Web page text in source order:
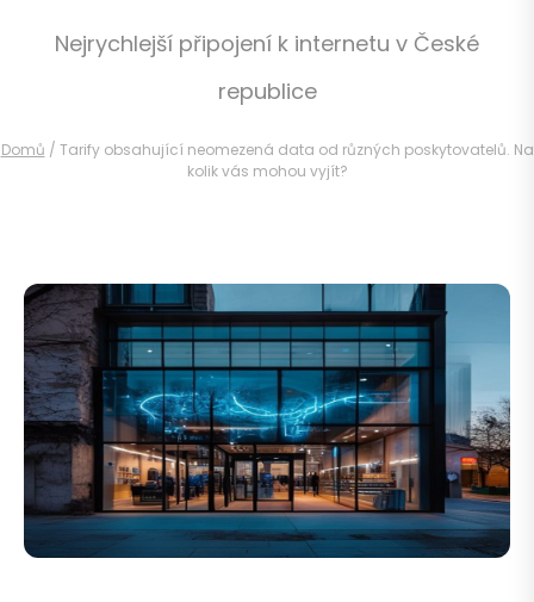
Nejrychlejší připojení k internetu v České
republice
Domů / Tarify obsahující neomezená data od různých poskytovatelů. Na
kolik vás mohou vyjít?